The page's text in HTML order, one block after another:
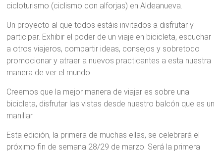
cicloturismo (ciclismo con alforjas) en Aldeanueva.
Un proyecto al que todos estáis invitados a disfrutar y
participar. Exhibir el poder de un viaje en bicicleta, escuchar
a otros viajeros, compartir ideas, consejos y sobretodo
promocionar y atraer a nuevos practicantes a esta nuestra
manera de ver el mundo.
Creemos que la mejor manera de viajar es sobre una
bicicleta, disfrutar las vistas desde nuestro balcón que es un
manillar.
Esta edición, la primera de muchas ellas, se celebrará el
próximo fin de semana 28/29 de marzo. Será la primera